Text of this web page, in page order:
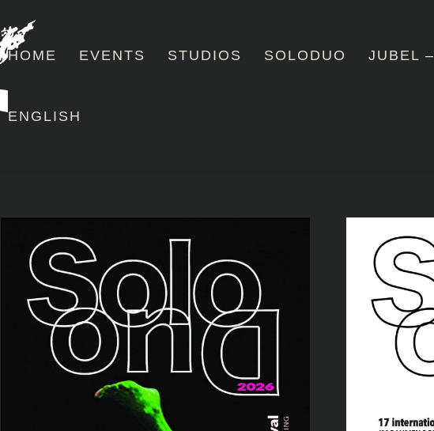
HOME EVENTS STUDIOS SOLODUO JUBEL
ENGLISH